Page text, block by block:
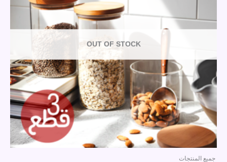
OUT OF STOCK
جميع المنتجات